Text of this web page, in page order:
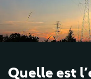
Quelle est